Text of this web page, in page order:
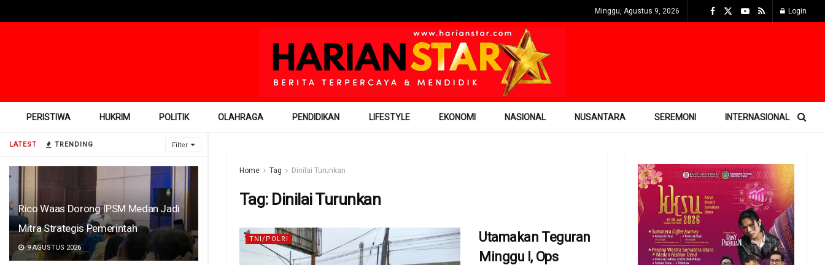
LATEST TRENDING Filter
Rico Waas Dorong IPSM Medan Jadi
Mitra Strategis Pemerintah
9 AGUSTUS 2026
Minggu, Agustus 9, 2026 Login
PERISTIWA HUKRIM POLITIK OLAHRAGA PENDIDIKAN LIFESTYLE EKONOMI NASIONAL NUSANTARA SEREMONI INTERNASIONAL
Home Tag Dinilai Turunkan
Tag: Dinilai Turunkan
TNI/POLRI
Utamakan Teguran
Minggu I, Ops